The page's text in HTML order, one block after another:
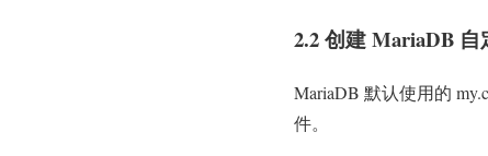
2.2 创建 MariaDB
MariaDB 默认使用的
件。